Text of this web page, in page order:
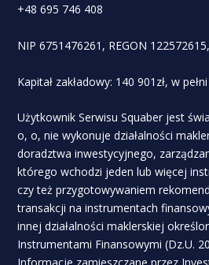
+48 695 746 408
NIP 6751476261, REGON
Kapitał zakładowy: 140 901zł, w
Użytkownik Serwisu Squaber jest
o, o, nie wykonuje działalności
doradztwa inwestycyjnego,
którego wchodzi jeden lub więcej
czy też przygotowywaniem
transakcji na instrumentach
innej działalności maklerskiej
Instrumentami Finansowymi (Dz.U.